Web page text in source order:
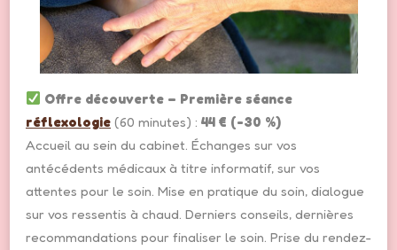
Offre découverte – Première séance
réflexologie (60 minutes) : 44 € (-30 %)
Accueil au sein du cabinet. Échanges sur vos
antécédents médicaux à titre informatif, sur vos
attentes pour le soin. Mise en pratique du soin, dialogue
sur vos ressentis à chaud. Derniers conseils, dernières
recommandations pour finaliser le soin. Prise du rendez-